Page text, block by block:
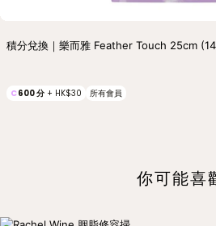
積分兌換｜樂而雅 Feather Touch 25cm
C600分 + HK$30 所有會員
你可能喜